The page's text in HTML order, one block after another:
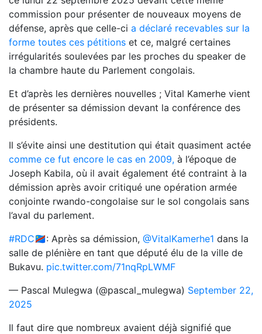
commission pour présenter de nouveaux moyens de
défense, après que celle-ci a déclaré recevables sur la
forme toutes ces pétitions et ce, malgré certaines
irrégularités soulevées par les proches du speaker de
la chambre haute du Parlement congolais.
Et d’après les dernières nouvelles ; Vital Kamerhe vient
de présenter sa démission devant la conférence des
présidents.
Il s’évite ainsi une destitution qui était quasiment actée
comme ce fut encore le cas en 2009, à l’époque de
Joseph Kabila, où il avait également été contraint à la
démission après avoir critiqué une opération armée
conjointe rwando-congolaise sur le sol congolais sans
l’aval du parlement.
#RDC🇨🇩: Après sa démission, @VitalKamerhe1 dans la
salle de plénière en tant que député élu de la ville de
Bukavu. pic.twitter.com/71nqRpLWMF
— Pascal Mulegwa (@pascal_mulegwa) September 22,
2025
Il faut dire que nombreux avaient déjà signifié que